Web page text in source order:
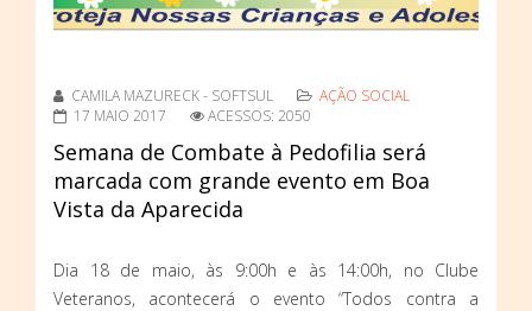
CAMILA MAZURECK - SOFTSUL
AÇÃO SOCIAL
17 MAIO 2017
ACESSOS: 2050
Semana de Combate à Pedofilia será
marcada com grande evento em Boa
Vista da Aparecida
Dia 18 de maio, às 9:00h e às 14:00h, no Clube
Veteranos, acontecerá o evento “Todos contra a